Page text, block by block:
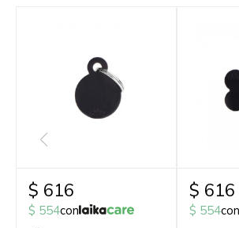
$ 616
$ 554con
$ 616
$ 554con